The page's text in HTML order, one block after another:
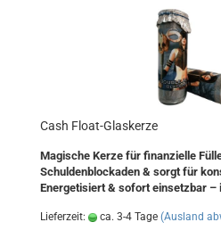
Cash Float-Glaskerze
Magische Kerze für finanzielle
Schuldenblockaden & sorgt für
Energetisiert & sofort einsetzbar –
Lieferzeit: ca. 3-4 Tage (Ausland